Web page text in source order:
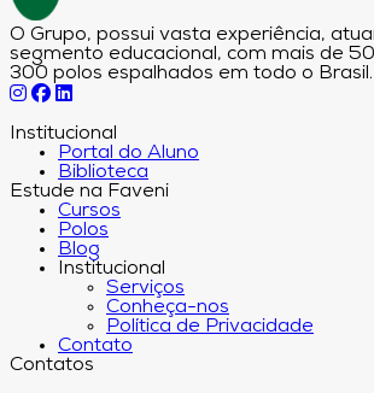
O Grupo, possui vasta experiência,
segmento educacional, com mais de
300 polos espalhados em todo o Brasil.
Institucional
Portal do Aluno
Biblioteca
Estude na Faveni
Cursos
Polos
Blog
Institucional
Serviços
Conheça-nos
Política de Privacidade
Contato
Contatos